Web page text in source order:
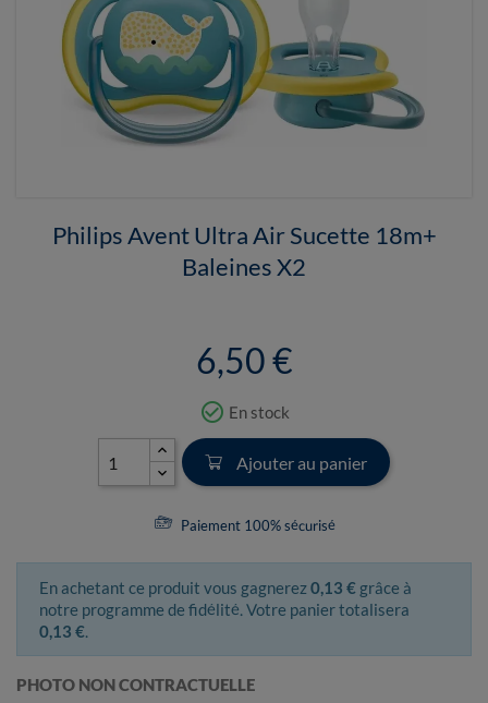
Philips Avent Ultra Air Sucette 18m+
Baleines X2
6,50 €
check_circle_outline En stock
Ajouter au panier
Paiement 100% sécurisé
En achetant ce produit vous gagnerez0,13 € grâce à
notre programme de fidélité. Votre panier totalisera
0,13 €.
PHOTO NON CONTRACTUELLE